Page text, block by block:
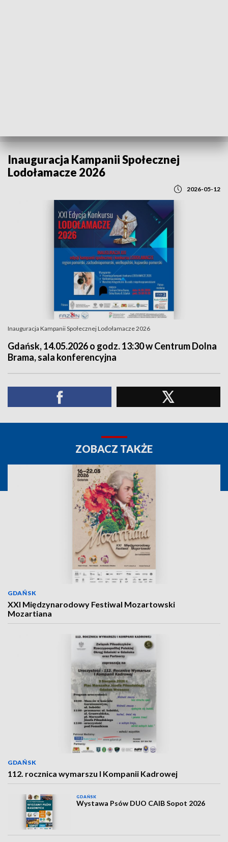
Inauguracja Kampanii Społecznej
Lodołamacze 2026
2026-05-12
Inauguracja Kampanii Społecznej Lodołamacze 2026
Gdańsk, 14.05.2026 o godz. 13:30 w Centrum Dolna
Brama, sala konferencyjna
ZOBACZ TAKŻE
GDAŃSK
XXI Międzynarodowy Festiwal Mozartowski
Mozartiana
GDAŃSK
112. rocznica wymarszu I Kompanii Kadrowej
GDAŃSK
Wystawa Psów DUO CAIB Sopot 2026